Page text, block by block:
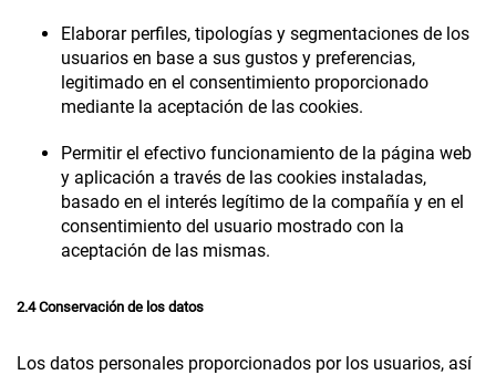
Elaborar perfiles, tipologías y segmentaciones de los
usuarios en base a sus gustos y preferencias,
legitimado en el consentimiento proporcionado
mediante la aceptación de las cookies.
Permitir el efectivo funcionamiento de la página web
y aplicación a través de las cookies instaladas,
basado en el interés legítimo de la compañía y en el
consentimiento del usuario mostrado con la
aceptación de las mismas.
2.4 Conservación de los datos
Los datos personales proporcionados por los usuarios, así